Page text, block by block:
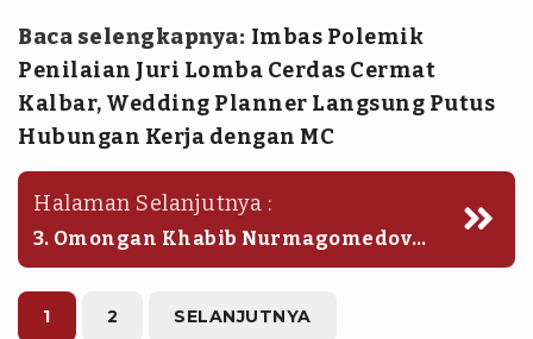
Baca selengkapnya: Imbas Polemik
Penilaian Juri Lomba Cerdas Cermat
Kalbar, Wedding Planner Langsung Putus
Hubungan Kerja dengan MC
Halaman Selanjutnya :
3. Omongan Khabib Nurmagomedov
terbukti soal Khamzat Chimaev
1 2 SELANJUTNYA